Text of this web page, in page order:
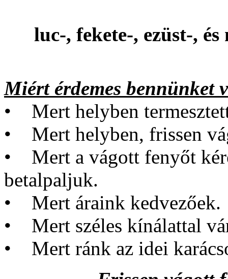
luc-, fekete-, ezüst-,
Miért érdemes bennünket
• Mert helyben
• Mert helyben, frissen
• Mert a vágott fenyőt
betalpaljuk.
• Mert áraink kedvezőek.
• Mert széles kínálattal
• Mert ránk az idei